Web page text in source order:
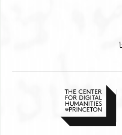
לי מעזבון אבי אהרן שהניח
הזהובים האילו מיד אבו
ברשותי ובחזקתי ובידי ולא נשאר
טענה ותביעה שבעולם
להיותו מוחזק בידיהם וביד